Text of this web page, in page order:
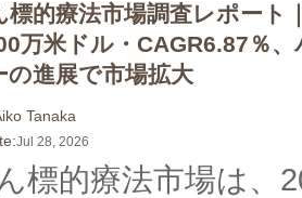
標的療法市場調査レポート
万米ドル・CAGR6.87％
の進展で市場拡大
Tanaka
Jul 28, 2026
標的療法市場は、